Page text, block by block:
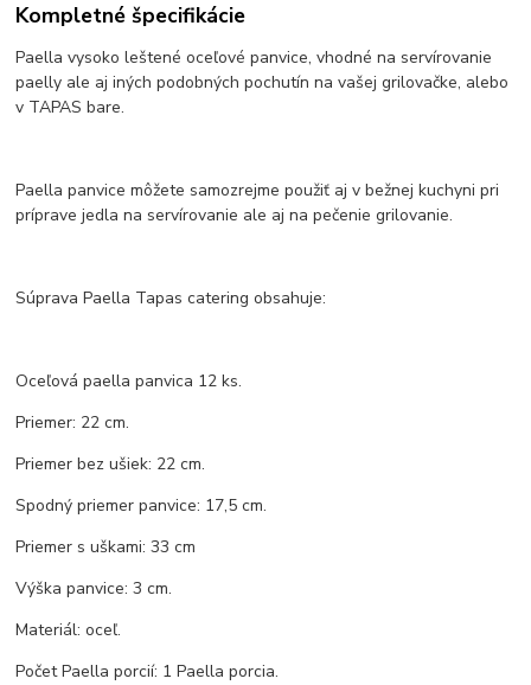
Kompletné špecifikácie
Paella vysoko leštené oceľové panvice, vhodné na servírovanie
paelly ale aj iných podobných pochutín na vašej grilovačke, alebo
v TAPAS bare.
Paella panvice môžete samozrejme použiť aj v bežnej kuchyni pri
príprave jedla na servírovanie ale aj na pečenie grilovanie.
Súprava Paella Tapas catering obsahuje:
Oceľová paella panvica 12 ks.
Priemer: 22 cm.
Priemer bez ušiek: 22 cm.
Spodný priemer panvice: 17,5 cm.
Priemer s uškami: 33 cm
Výška panvice: 3 cm.
Materiál: oceľ.
Počet Paella porcií: 1 Paella porcia.